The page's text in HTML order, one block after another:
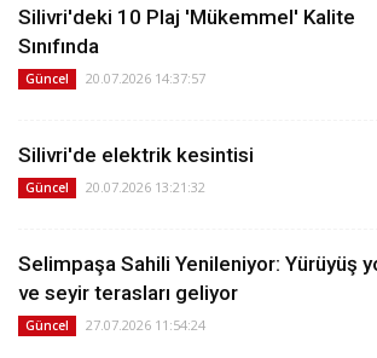
Silivri'deki 10 Plaj 'Mükemmel' Kalite
Sınıfında
Güncel 20.07.2026 14:37:57
Silivri'de elektrik kesintisi
Güncel 20.07.2026 13:21:32
Selimpaşa Sahili Yenileniyor: Yürüyüş
ve seyir terasları geliyor
Güncel 27.07.2026 11:54:24